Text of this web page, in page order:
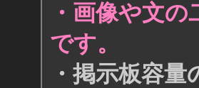
・画像や文
です。
・掲示板容